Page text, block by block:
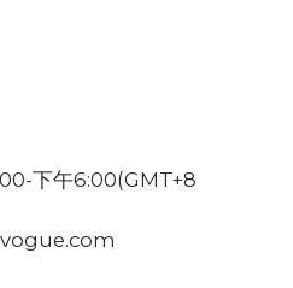
下午6:00(GMT+8